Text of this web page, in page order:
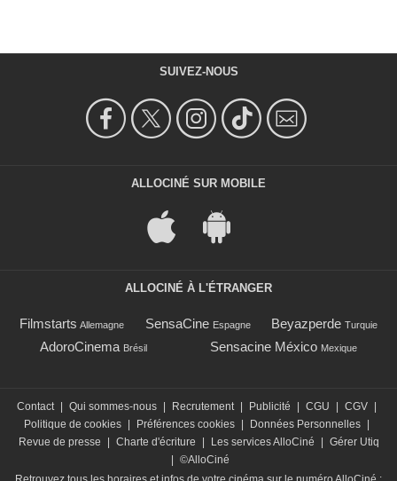
SUIVEZ-NOUS
ALLOCINÉ SUR MOBILE
ALLOCINÉ À L'ÉTRANGER
Filmstarts Allemagne SensaCine Espagne Beyazperde Turquie
AdoroCinema Brésil Sensacine México Mexique
Contact Qui sommes-nous Recrutement Publicité CGU CGV
Politique de cookies
Préférences cookies Données Personnelles
Revue de presse
Charte d'écriture Les services AlloCiné
Gérer Utiq
©AlloCiné